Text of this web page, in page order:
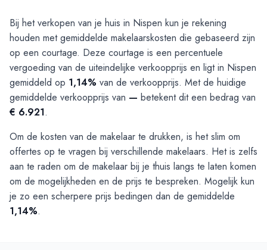
Bij het verkopen van je huis in Nispen kun je rekening
houden met gemiddelde makelaarskosten die gebaseerd zijn
op een courtage. Deze courtage is een percentuele
vergoeding van de uiteindelijke verkoopprijs en ligt in Nispen
gemiddeld op 1,14% van de verkoopprijs. Met de huidige
gemiddelde verkoopprijs van — betekent dit een bedrag van
€ 6.921.
Om de kosten van de makelaar te drukken, is het slim om
offertes op te vragen bij verschillende makelaars. Het is zelfs
aan te raden om de makelaar bij je thuis langs te laten komen
om de mogelijkheden en de prijs te bespreken. Mogelijk kun
je zo een scherpere prijs bedingen dan de gemiddelde
1,14%.